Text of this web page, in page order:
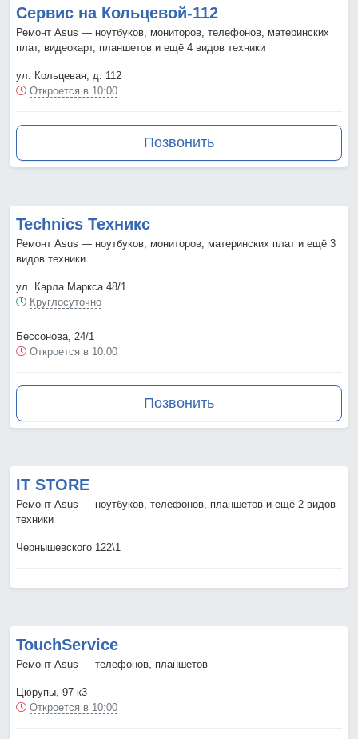
Сервис на Кольцевой-112
Ремонт Asus — ноутбуков, мониторов, телефонов, материнских
плат, видеокарт, планшетов и ещё 4 видов техники
ул. Кольцевая, д. 112
Откроется в 10:00
Позвонить
Technics Техникс
Ремонт Asus — ноутбуков, мониторов, материнских плат и ещё 3
видов техники
ул. Карла Маркса 48/1
Круглосуточно
Бессонова, 24/1
Откроется в 10:00
Позвонить
IT STORE
Ремонт Asus — ноутбуков, телефонов, планшетов и ещё 2 видов
техники
Чернышевского 122\1
TouchService
Ремонт Asus — телефонов, планшетов
Цюрупы, 97 к3
Откроется в 10:00